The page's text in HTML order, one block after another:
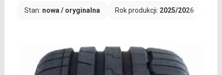
Stan: nowa / oryginalna Rok produkcji: 2025/2026